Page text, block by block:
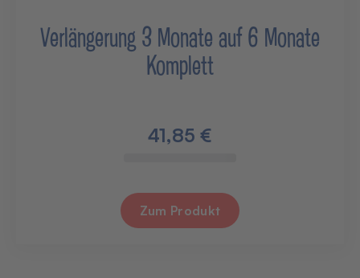
Verlängerung 3 Monate auf 6 Monate
Komplett
41,85 €
Zum Produkt